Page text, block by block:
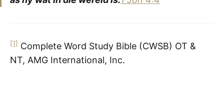
[1] Complete Word Study Bible (CWSB) OT &
NT, AMG International, Inc.